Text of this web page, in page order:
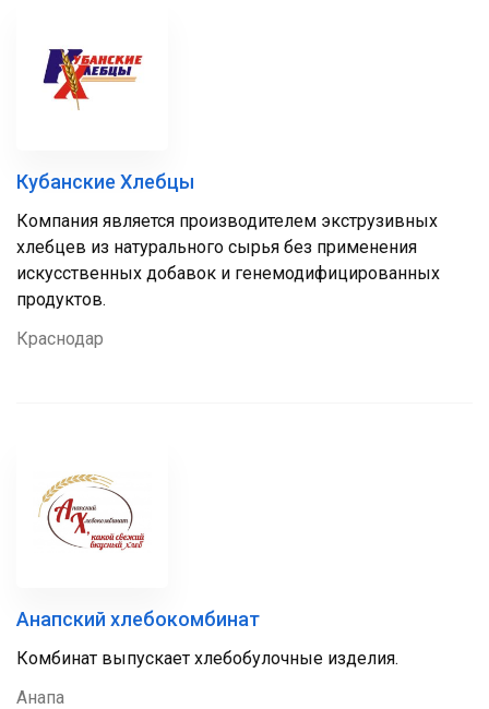
Кубанские Хлебцы
Компания является производителем экструзивных
хлебцев из натурального сырья без применения
искусственных добавок и генемодифицированных
продуктов.
Краснодар
Анапский хлебокомбинат
Комбинат выпускает хлебобулочные изделия.
Анапа